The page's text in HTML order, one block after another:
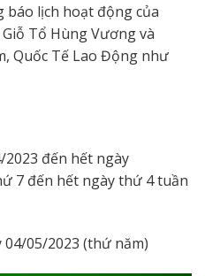
báo lịch hoạt động của
Tổ Hùng Vương và
Quốc Tế Lao Động như
đến hết ngày
7 đến hết ngày thứ 4 tuần
04/05/2023 (thứ năm)